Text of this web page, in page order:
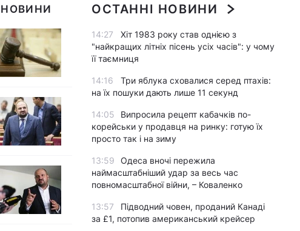
ОСТАННІ НОВИНИ
14:27
Хіт 1983 року став однією з
"найкращих літніх пісень усіх часів": у чому
її таємниця
14:16
Три яблука сховалися серед птахів:
на їх пошуки дають лише 11 секунд
14:05
Випросила рецепт кабачків по-
корейськи у продавця на ринку: готую їх
просто так і на зиму
13:59
Одеса вночі пережила
наймасштабніший удар за весь час
повномасштабної війни, – Коваленко
13:57
Підводний човен, проданий Канаді
за £1, потопив американський крейсер